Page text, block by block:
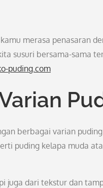
merasa penasaran
susuri bersama-sama
puding.com
berbagai varian
puding kelapa muda
juga dari tekstur dan